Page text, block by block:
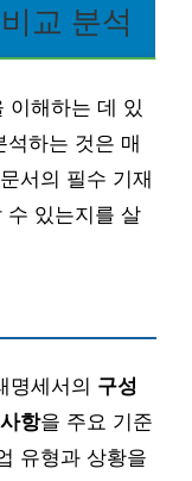
교 분석
이해하는 데 있
석하는 것은 매
서의 필수 기재
수 있는지를 살
명세서의 구성
항을 주요 기준
유형과 상황을